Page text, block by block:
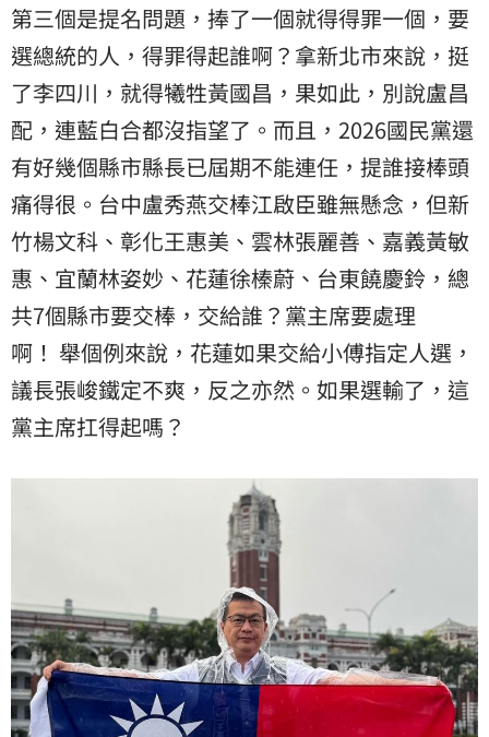
第三個是提名問題，捧了一個就得得罪一個，要
選總統的人，得罪得起誰啊？拿新北市來說，挺
了李四川，就得犧牲黃國昌，果如此，別說盧昌
配，連藍白合都沒指望了。而且，2026國民黨還
有好幾個縣市縣長已屆期不能連任，提誰接棒頭
痛得很。台中盧秀燕交棒江啟臣雖無懸念，但新
竹楊文科、彰化王惠美、雲林張麗善、嘉義黃敏
惠、宜蘭林姿妙、花蓮徐榛蔚、台東饒慶鈴，總
共7個縣市要交棒，交給誰？黨主席要處理
啊！ 舉個例來說，花蓮如果交給小傅指定人選，
議長張峻鐵定不爽，反之亦然。如果選輸了，這
黨主席扛得起嗎？